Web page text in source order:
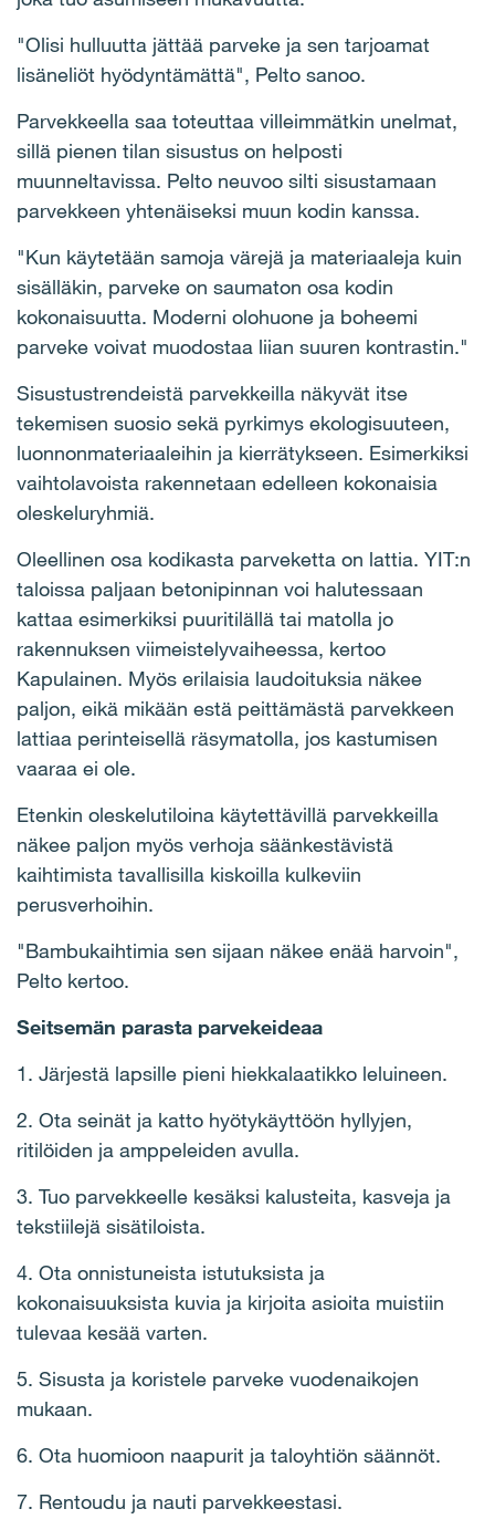
"Olisi hulluutta jättää parveke ja sen tarjoamat
lisäneliöt hyödyntämättä", Pelto sanoo.
Parvekkeella saa toteuttaa villeimmätkin unelmat,
sillä pienen tilan sisustus on helposti
muunneltavissa. Pelto neuvoo silti sisustamaan
parvekkeen yhtenäiseksi muun kodin kanssa.
"Kun käytetään samoja värejä ja materiaaleja kuin
sisälläkin, parveke on saumaton osa kodin
kokonaisuutta. Moderni olohuone ja boheemi
parveke voivat muodostaa liian suuren kontrastin."
Sisustustrendeistä parvekkeilla näkyvät itse
tekemisen suosio sekä pyrkimys ekologisuuteen,
luonnonmateriaaleihin ja kierrätykseen. Esimerkiksi
vaihtolavoista rakennetaan edelleen kokonaisia
oleskeluryhmiä.
Oleellinen osa kodikasta parveketta on lattia. YIT:n
taloissa paljaan betonipinnan voi halutessaan
kattaa esimerkiksi puuritilällä tai matolla jo
rakennuksen viimeistelyvaiheessa, kertoo
Kapulainen. Myös erilaisia laudoituksia näkee
paljon, eikä mikään estä peittämästä parvekkeen
lattiaa perinteisellä räsymatolla, jos kastumisen
vaaraa ei ole.
Etenkin oleskelutiloina käytettävillä parvekkeilla
näkee paljon myös verhoja säänkestävistä
kaihtimista tavallisilla kiskoilla kulkeviin
perusverhoihin.
"Bambukaihtimia sen sijaan näkee enää harvoin",
Pelto kertoo.
Seitsemän parasta parvekeideaa
1. Järjestä lapsille pieni hiekkalaatikko leluineen.
2. Ota seinät ja katto hyötykäyttöön hyllyjen,
ritilöiden ja amppeleiden avulla.
3. Tuo parvekkeelle kesäksi kalusteita, kasveja ja
tekstiilejä sisätiloista.
4. Ota onnistuneista istutuksista ja
kokonaisuuksista kuvia ja kirjoita asioita muistiin
tulevaa kesää varten.
5. Sisusta ja koristele parveke vuodenaikojen
mukaan.
6. Ota huomioon naapurit ja taloyhtiön säännöt.
7. Rentoudu ja nauti parvekkeestasi.